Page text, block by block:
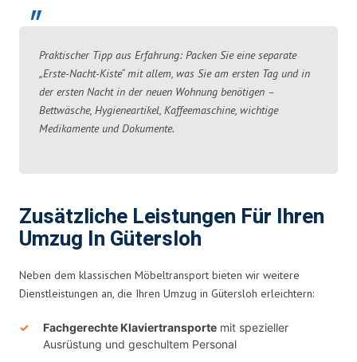
Praktischer Tipp aus Erfahrung: Packen Sie eine separate
„Erste-Nacht-Kiste“ mit allem, was Sie am ersten Tag und in
der ersten Nacht in der neuen Wohnung benötigen –
Bettwäsche, Hygieneartikel, Kaffeemaschine, wichtige
Medikamente und Dokumente.
Zusätzliche Leistungen Für Ihren
Umzug In Gütersloh
Neben dem klassischen Möbeltransport bieten wir weitere
Dienstleistungen an, die Ihren Umzug in Gütersloh erleichtern:
Fachgerechte Klaviertransporte mit spezieller
Ausrüstung und geschultem Personal